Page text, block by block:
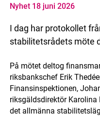
Nyhet 18 juni 2026
I dag har protokollet
stabilitetsrådets möte
På mötet deltog
riksbankschef Erik
Finansinspektionen,
riksgäldsdirektör
det allmänna